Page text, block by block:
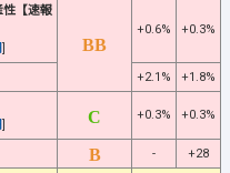
性【速報
]
+0.6% +0.3%
+2.1% +1.8%
]
+0.3% +0.3%
-
+28